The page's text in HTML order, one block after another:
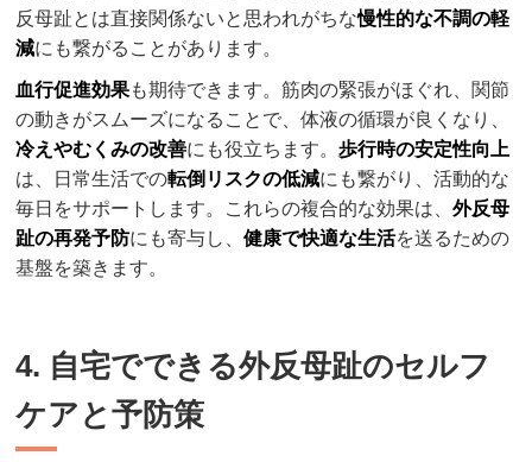
反母趾とは直接関係ないと思われがちな慢性的な不調の軽
減にも繋がることがあります。
血行促進効果も期待できます。筋肉の緊張がほぐれ、関節
の動きがスムーズになることで、体液の循環が良くなり、
冷えやむくみの改善にも役立ちます。歩行時の安定性向上
は、日常生活での転倒リスクの低減にも繋がり、活動的な
毎日をサポートします。これらの複合的な効果は、外反母
趾の再発予防にも寄与し、健康で快適な生活を送るための
基盤を築きます。
4. 自宅でできる外反母趾のセルフ
ケアと予防策